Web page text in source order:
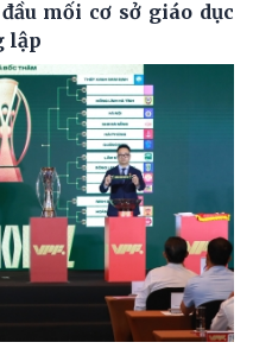
mối cơ sở giáo dục
lập